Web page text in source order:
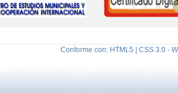
Conforme con: HTML5 | CSS 3.0 -